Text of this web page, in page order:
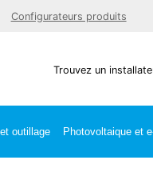
Configurateurs produits
Trouvez un
outillage Photovoltaique et